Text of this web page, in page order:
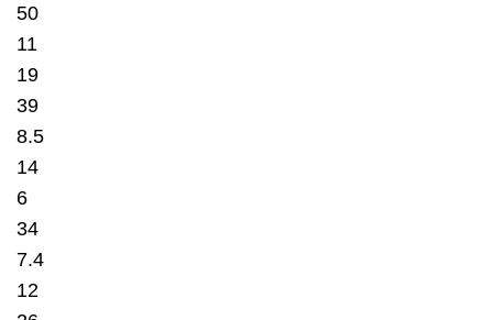
50
11
19
39
8.5
14
6
34
7.4
12